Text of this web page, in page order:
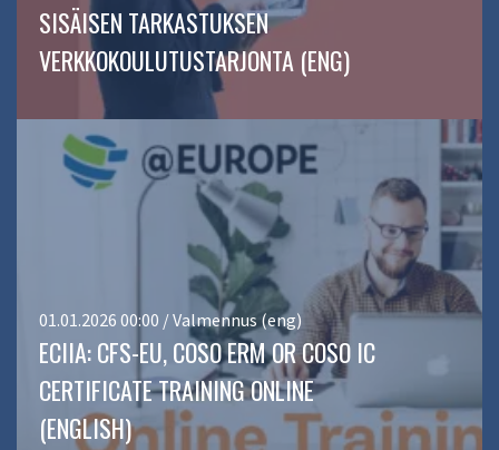
SISÄISEN TARKASTUKSEN
VERKKOKOULUTUSTARJONTA (ENG)
01.01.2026 00:00 / Valmennus (eng)
ECIIA: CFS-EU, COSO ERM OR COSO IC
CERTIFICATE TRAINING ONLINE
(ENGLISH)